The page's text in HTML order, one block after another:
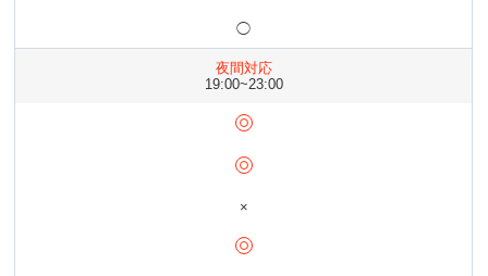
◯
夜間対応
19:00~23:00
×